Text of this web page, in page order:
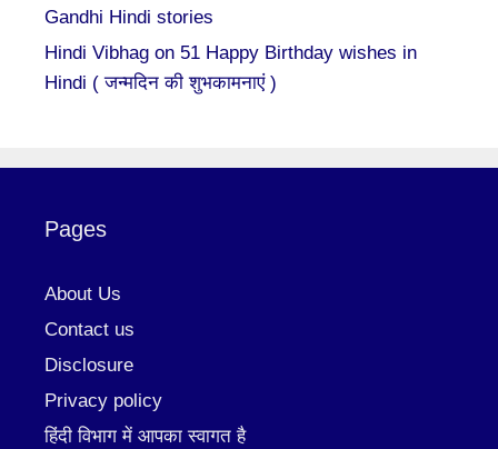
Gandhi Hindi stories
Hindi Vibhag on 51 Happy Birthday wishes in
Hindi ( जन्मदिन की शुभकामनाएं )
Pages
About Us
Contact us
Disclosure
Privacy policy
हिंदी विभाग में आपका स्वागत है